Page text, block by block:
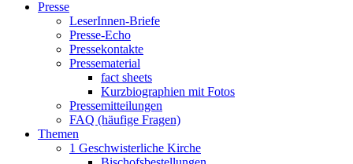
Presse
LeserInnen-Briefe
Presse-Echo
Pressekontakte
Pressematerial
fact sheets
Kurzbiographien mit Fotos
Pressemitteilungen
FAQ (häufige Fragen)
Themen
1 Geschwisterliche Kirche